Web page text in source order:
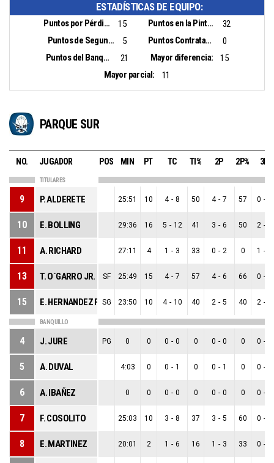
ESTADÍSTICAS DE EQUIPO:
Puntos por Pérdidas: 15 Puntos en la Pintura:
32
Puntos de Segunda Oportunidad:
5 Puntos Contrataque:
0
Puntos del Banquillo:
21 Mayor diferencia:
15
Mayor parcial:
11
PARQUE SUR
NO. JUGADOR POS MIN PT TC TI% 2P 2P% 3P
TITULARES
9 P. ALDERETE 25:51 10 4 - 8 50 4 - 7 57 0 -
10 E. BOLLING 29:36 16 5 - 12 41 3 - 6 50 2 -
11 A. RICHARD 27:11 4 1 - 3 33 0 - 2 0 1 -
13 T. O`GARRO JR. SF 25:49 15 4 - 7 57 4 - 6 66 0 -
15 E. HERNANDEZ FREITEZ
SG 23:50 10 4 - 10 40 2 - 5 40 2 -
BANQUILLO
4 J. JURE PG 0 0 0 - 0 0 0 - 0 0 0 -
5 A. DUVAL 4:03 0 0 - 1 0 0 - 1 0 0 -
6 A. IBAÑEZ 0 0 0 - 0 0 0 - 0 0 0 -
7 F. COSOLITO 25:03 10 3 - 8 37 3 - 5 60 0 -
8 E. MARTINEZ 20:01 2 1 - 6 16 1 - 3 33 0 -